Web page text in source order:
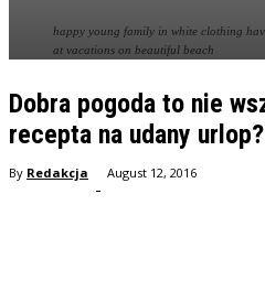
happy young family in white clothing
at vacations on beautiful beach
Dobra pogoda to nie
recepta na udany urlop?
By Redakcja
-
August 12, 2016